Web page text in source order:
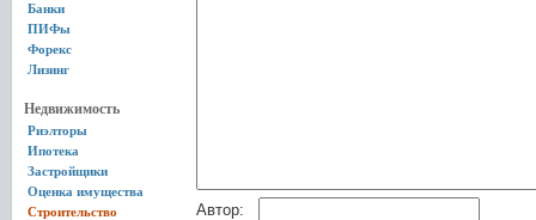
Банки
ПИФы
Форекс
Лизинг
Недвижимость
Риэлторы
Ипотека
Застройщики
Оценка имущества
Строительство
Автор: